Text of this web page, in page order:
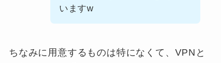
いますw
ちなみに用意するものは特になくて、VPNと